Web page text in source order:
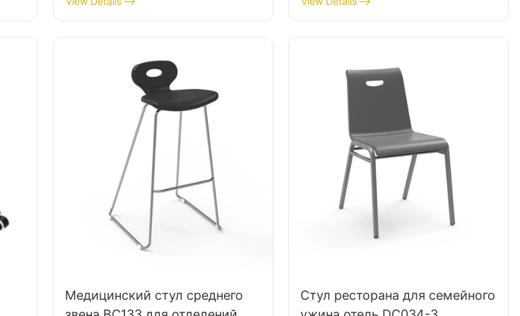
IC050 Поясничная опора
управление высотой 5-
базы для офиса/лаборатории
Стабильная 5-звездочная
базовая базовая, научно
лаборатории
Медицинский стул среднего
Стул ресторана для семейного